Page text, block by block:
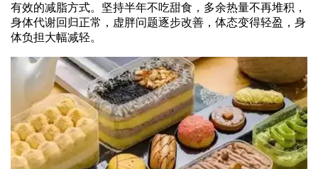
有效的减脂方式。坚持半年不吃甜食，多余热量不再堆积，
身体代谢回归正常，虚胖问题逐步改善，体态变得轻盈，身
体负担大幅减轻。